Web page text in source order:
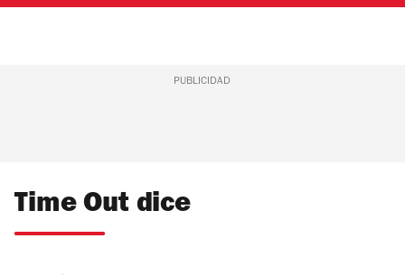
PUBLICIDAD
Time Out dice